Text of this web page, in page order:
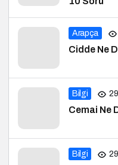
Arapça
Cidde Ne
Bilgi
Cemai Ne
Bilgi
Cem Olsun